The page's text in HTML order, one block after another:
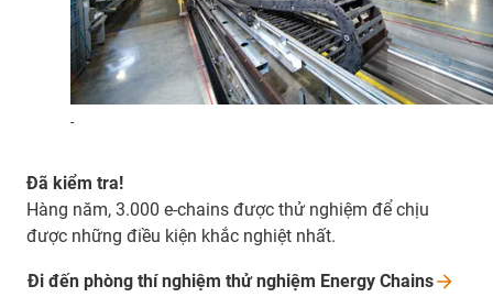
-
Đã kiểm tra!
Hàng năm, 3.000 e-chains được thử nghiệm để chịu
được những điều kiện khắc nghiệt nhất.
Đi đến phòng thí nghiệm thử nghiệm Energy Chains